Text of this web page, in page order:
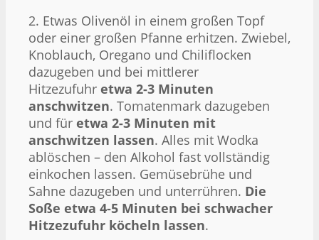
2. Etwas Olivenöl in einem großen Topf
oder einer großen Pfanne erhitzen. Zwiebel,
Knoblauch, Oregano und Chiliflocken
dazugeben und bei mittlerer
Hitzezufuhr etwa 2-3 Minuten
anschwitzen. Tomatenmark dazugeben
und für etwa 2-3 Minuten mit
anschwitzen lassen. Alles mit Wodka
ablöschen – den Alkohol fast vollständig
einkochen lassen. Gemüsebrühe und
Sahne dazugeben und unterrühren. Die
Soße etwa 4-5 Minuten bei schwacher
Hitzezufuhr köcheln lassen.